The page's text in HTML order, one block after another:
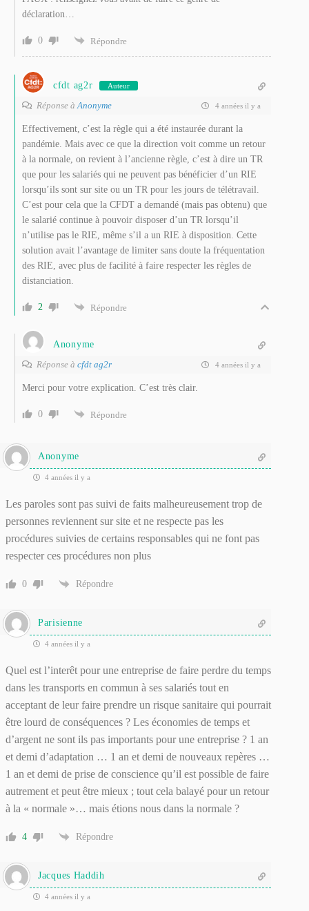
déclaration…
0 Répondre
cfdt ag2r Auteur
Réponse à Anonyme 4 années il y a
Effectivement, c’est la règle qui a été instaurée durant la
pandémie. Mais avec ce que la direction voit comme un retour
à la normale, on revient à l’ancienne règle, c’est à dire un TR
que pour les salariés qui ne peuvent pas bénéficier d’un RIE
lorsqu’ils sont sur site ou un TR pour les jours de télétravail.
C’est pour cela que la CFDT a demandé (mais pas obtenu) que
le salarié continue à pouvoir disposer d’un TR lorsqu’il
n’utilise pas le RIE, même s’il a un RIE à disposition. Cette
solution avait l’avantage de limiter sans doute la fréquentation
des RIE, avec plus de facilité à faire respecter les règles de
distanciation.
2 Répondre
Anonyme
Réponse à cfdt ag2r 4 années il y a
Merci pour votre explication. C’est très clair.
0 Répondre
Anonyme
4 années il y a
Les paroles sont pas suivi de faits malheureusement trop de
personnes reviennent sur site et ne respecte pas les
procédures suivies de certains responsables qui ne font pas
respecter ces procédures non plus
0 Répondre
Parisienne
4 années il y a
Quel est l’interêt pour une entreprise de faire perdre du temps
dans les transports en commun à ses salariés tout en
acceptant de leur faire prendre un risque sanitaire qui pourrait
être lourd de conséquences ? Les économies de temps et
d’argent ne sont ils pas importants pour une entreprise ? 1 an
et demi d’adaptation … 1 an et demi de nouveaux repères …
1 an et demi de prise de conscience qu’il est possible de faire
autrement et peut être mieux ; tout cela balayé pour un retour
à la « normale »… mais étions nous dans la normale ?
4 Répondre
Jacques Haddih
4 années il y a